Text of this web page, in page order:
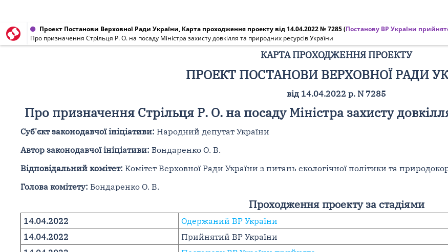
Проект Постанови Верховної Ради України, Карта проходження проекту від 14.04.2022 № 7285(Постанову ВР України
Про призначення Стрільця Р. О. на посаду Міністра захисту довкілля та природних ресурсів України